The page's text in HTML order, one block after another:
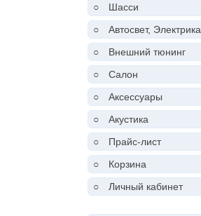
○
Шасси
○
Автосвет, Электрика
○
Внешний тюнинг
○
Салон
○
Аксессуары
○
Акустика
○
Прайс-лист
○
Корзина
○
Личный кабинет